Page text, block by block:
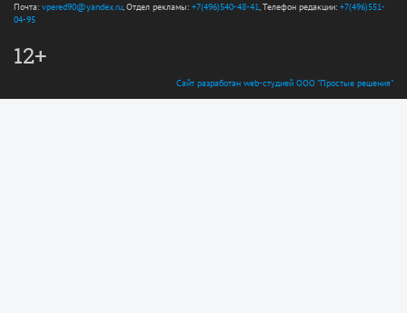
Почта: vpered90@yandex.ru, Отдел рекламы: +7(496)540-48-41, Телефон редакции: +7(496)551-
04-95
12+
Сайт разработан web-студией ООО "Простые решения"